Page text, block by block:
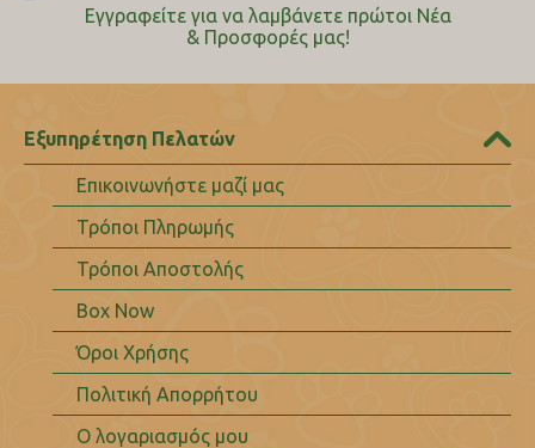
Εγγραφείτε για να λαμβάνετε πρώτοι Nέα
& Προσφορές μας!
Εξυπηρέτηση Πελατών
Επικοινωνήστε μαζί μας
Τρόποι Πληρωμής
Τρόποι Αποστολής
Box Now
Όροι Χρήσης
Πολιτική Απορρήτου
Ο λογαριασμός μου